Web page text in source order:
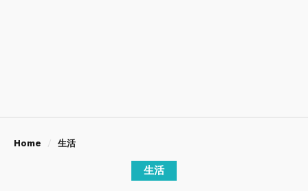
Home 生活
生活